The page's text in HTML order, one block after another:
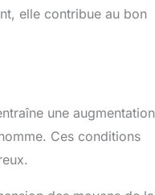
elle contribue au bon
une
Ces conditions